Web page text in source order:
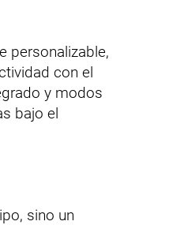
personalizable,
con el
y modos
bajo el
sino un